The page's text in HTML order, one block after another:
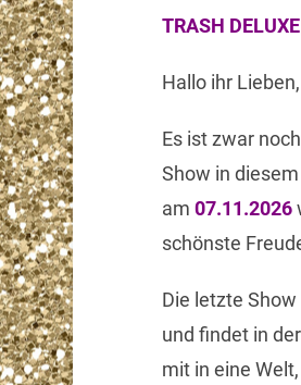
TRASH DELUXE
Hallo ihr Lieben,
Es ist zwar
Show in
am 07.11.2026
schönste
Die letzte
und findet in
mit in eine